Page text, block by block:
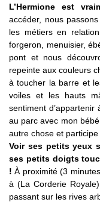
L’Hermione est
accéder, nous
les métiers en
forgeron, menuisier,
pont et nous
repeinte aux couleurs
à toucher la barre et
voiles et les hauts
sentiment
au parc avec mon
autre chose et
Voir ses petits yeux
ses petits doigts
! À proximité (3
à (La Corderie
passant sur les rives